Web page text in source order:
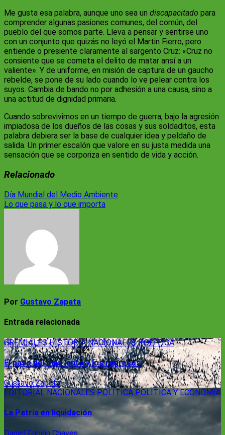
Me gusta esa palabra, aunque uno sea un discapacitado para
comprender algunas pasiones comunes, del común, del
pueblo del que somos parte. Lleva a pensar y sentirse uno
con un conjunto que quizás no leyó el Martin Fierro, pero
entiende o presiente claramente al sargento Cruz: «Cruz no
consiente que se cometa el delito de matar ansí a un
valiente». Y de uniforme, en misión de captura de un gaucho
rebelde, se pone de su lado cuando lo ve pelear contra los
suyos. Cambia de bando no por adhesión a una causa, sino a
una actitud de dignidad primaria.
Cuando sobrevivimos en un tiempo de guerra, bajo la agresión
impiadosa de los dueños de las cosas y sus soldaditos, esta
palabra debiera ser la base de cualquier idea y peldaño de
salida. Un primer escalón que valore en su justa medida una
sensación que se corporiza en sentido de vida y acción.
Relacionado
Navegación
de
Día Mundial del Medio Ambiente
Lo que pasa y lo que importa
Por Gustavo Zapata
Entrada relacionada
GREMIALESHISTORIANACIONALESPOLÍTICA
El paso del más lento y los regresos
Gustavo Zapata
EDITORIAL NACIONALES POLÍTICA POLÍTICA Y ECONOMÍA
La Patria en liquidación